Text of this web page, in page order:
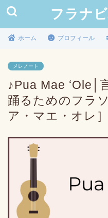
フラナ
ホーム プロフィール
メレノート
♪Pua Mae ʻOle│
踊るためのフラ
ア・マエ・オレ］